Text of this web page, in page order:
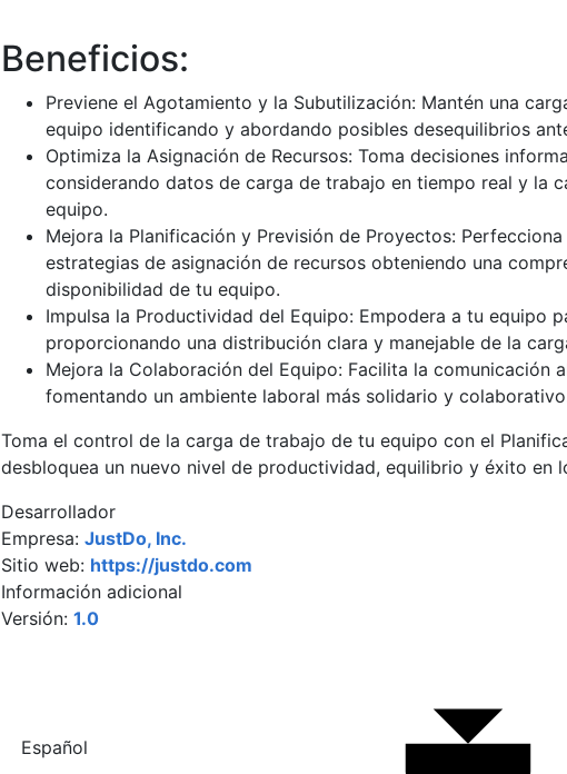
Beneficios:
Previene el Agotamiento y la Subutilización: Mantén una
equipo identificando y abordando posibles desequilibrios
Optimiza la Asignación de Recursos: Toma decisiones
considerando datos de carga de trabajo en tiempo real y la
equipo.
Mejora la Planificación y Previsión de Proyectos:
estrategias de asignación de recursos obteniendo una
disponibilidad de tu equipo.
Impulsa la Productividad del Equipo: Empodera a tu equipo
proporcionando una distribución clara y manejable de la
Mejora la Colaboración del Equipo: Facilita la comunicación
fomentando un ambiente laboral más solidario y
Toma el control de la carga de trabajo de tu equipo con el
desbloquea un nuevo nivel de productividad, equilibrio y éxito en
Desarrollador
Empresa: JustDo, Inc.
Sitio web: https://justdo.com
Información adicional
Versión: 1.0
Español